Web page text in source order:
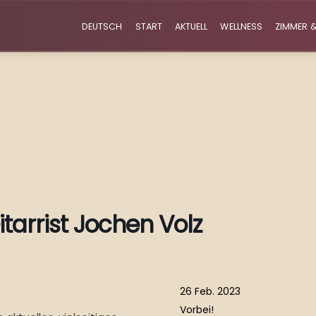
DEUTSCH START AKTUELL WELLNESS ZIMMER
Jochen Volz
26 Feb. 2023
Vorbei!